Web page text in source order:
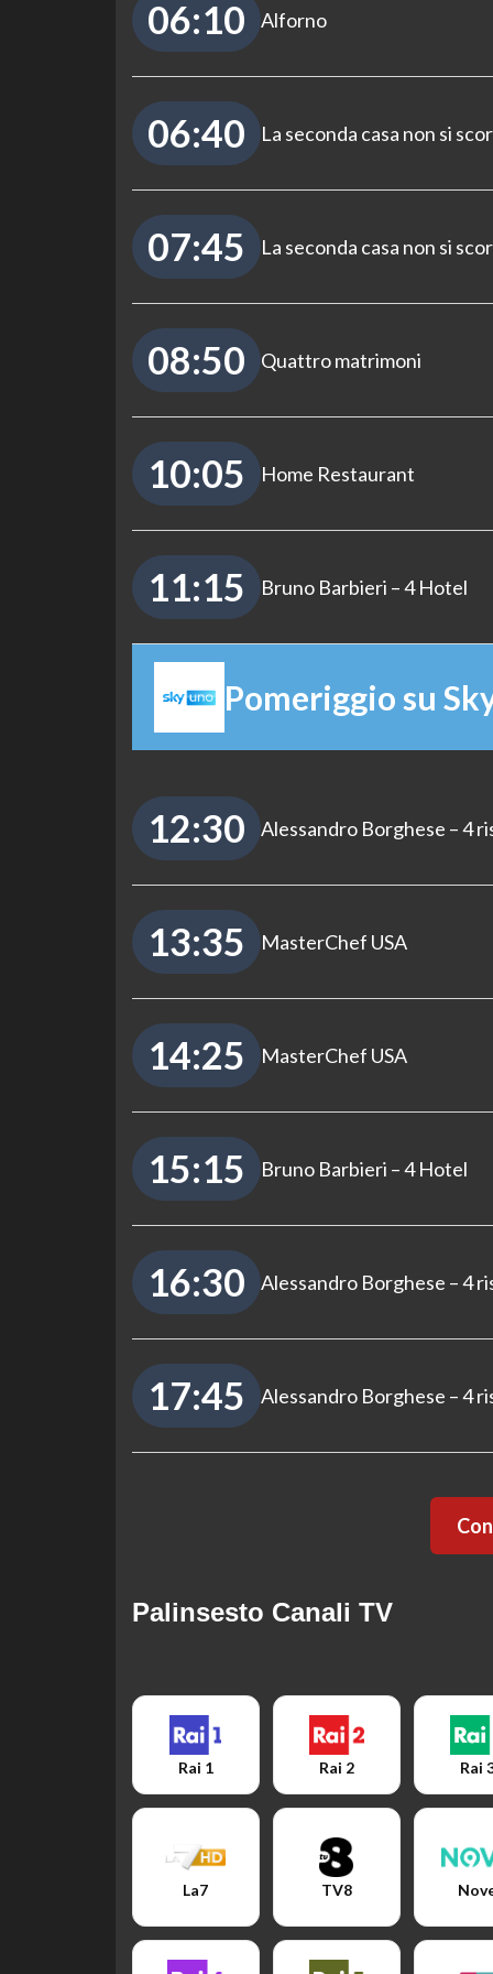
06:10 Alforno
06:40 La seconda casa non si
07:45 La seconda casa non si
08:50 Quattro matrimoni
10:05 Home Restaurant
11:15 Bruno Barbieri – 4 Hotel
Pomeriggio su
12:30 Alessandro Borghese – 4
13:35 MasterChef USA
14:25 MasterChef USA
15:15 Bruno Barbieri – 4 Hotel
16:30 Alessandro Borghese – 4
17:45 Alessandro Borghese – 4
Palinsesto Canali TV
Rai 1 Rai 2 Rai
La7 TV8